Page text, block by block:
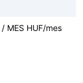
MES HUF/mes